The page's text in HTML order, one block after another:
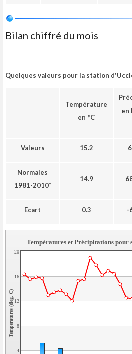
Bilan chiffré du mois
Quelques valeurs pour la station
Température
en °C
en
Valeurs 15.2
Normales
1981-2010*
14.9
Ecart 0.3 -
4
8
12
16
20
Temperatures (deg. C)
Températures et Précipitations pour